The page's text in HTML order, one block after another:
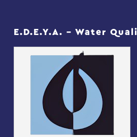
E.D.E.Y.A. – Water